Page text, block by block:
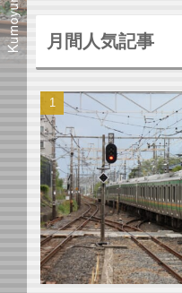
月間人気記事